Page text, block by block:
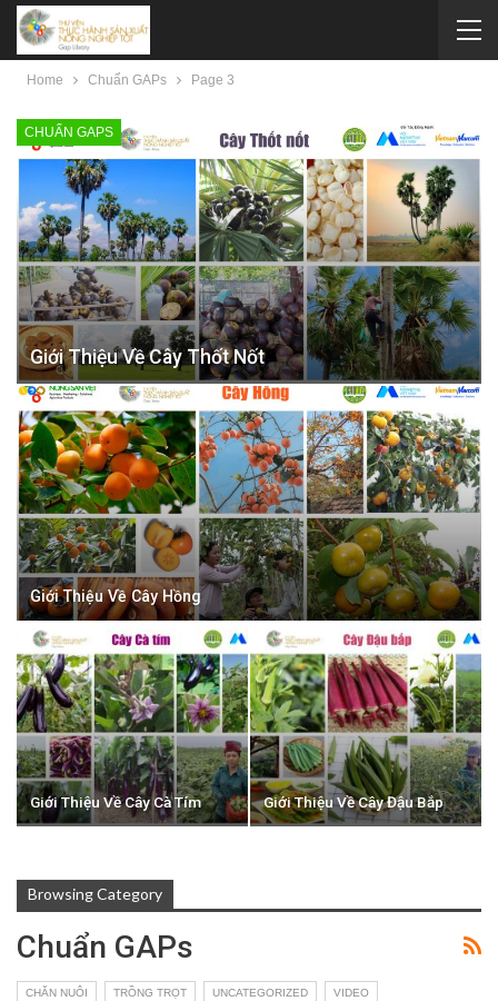
Home Chuẩn GAPs Page 3
CHUẨN GAPS
Giới Thiệu Về Cây Thốt Nốt
Giới Thiệu Về Cây Hồng
Giới Thiệu Về Cây Cà Tím Giới Thiệu Về Cây Đậu Bắp
Browsing Category
Chuẩn GAPs
CHĂN NUÔI TRỒNG TRỌT UNCATEGORIZED VIDEO